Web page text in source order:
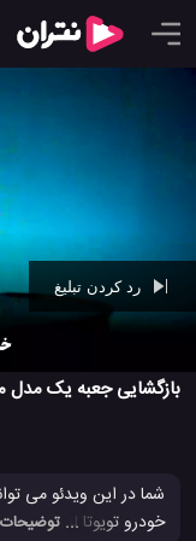
بازگشایی جعبه یک مدل
شما در این ویدئو می
...